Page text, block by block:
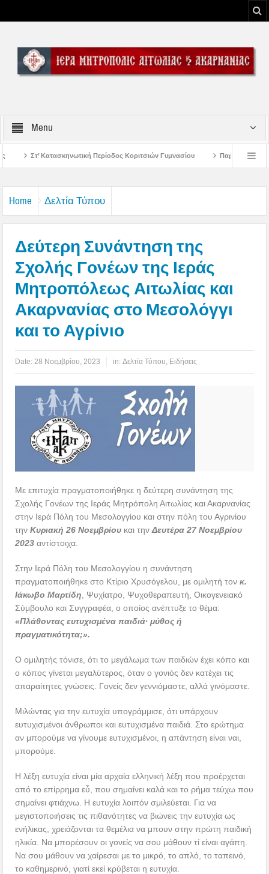
Menu
Περίοδος Κοριτσιών Γυμνασίου Παρακλήσεις πρώτης εβδομάδος
Home Δελτία Τύπου
Δεύτερη Συνάντηση της
Σχολής Γονέων της Ιεράς
Μητροπόλεως Αιτωλίας και
Ακαρνανίας στο Μεσολόγγι
και το Αγρίνιο
Date: 28 Νοεμβρίου, 2023 in:Δελτία Τύπου Ειδήσεις
Με επιτυχία πραγματοποιήθηκε η δεύτερη συνάντηση της
Σχολής Γονέων της Ιεράς Μητρόπολη Αιτωλίας και Ακαρνανίας
στην Ιερά Πόλη του Μεσολογγίου και στην πόλη του Αγρινίου
τηνΚυριακή 26 Νοεμβρίου και τηνΔευτέρα 27 Νοεμβρίου
2023 αντίστοιχα.
Στην Ιερά Πόλη του Μεσολογγίου η συνάντηση
πραγματοποιήθηκε στο Κτίριο Χρυσόγελου, με ομιλητή τονκ.
Ιάκωβο Μαρτίδη , Ψυχίατρο, Ψυχοθεραπευτή, Οικογενειακό
Σύμβουλο και Συγγραφέα, ο οποίος ανέπτυξε το θέμα:
«Πλάθοντας ευτυχισμένα παιδιά∙ μύθος ή
πραγματικότητα;».
Ο ομιλητής τόνισε, ότι το μεγάλωμα των παιδιών έχει κόπο και
ο κόπος γίνεται μεγαλύτερος, όταν ο γονιός δεν κατέχει τις
απαραίτητες γνώσεις. Γονείς δεν γεννιόμαστε, αλλά γινόμαστε.
Μιλώντας για την ευτυχία υπογράμμισε, ότι υπάρχουν
ευτυχισμένοι άνθρωποι και ευτυχισμένα παιδιά. Στο ερώτημα
αν μπορούμε να γίνουμε ευτυχισμένοι, η απάντηση είναι ναι,
μπορούμε.
Η λέξη ευτυχία είναι μία αρχαία ελληνική λέξη που προέρχεται
από το επίρρημα εὖ, που σημαίνει καλά και το ρήμα τεύχω που
σημαίνει φτιάχνω. Η ευτυχία λοιπόν σμιλεύεται. Για να
μεγιστοποιήσεις τις πιθανότητες να βιώνεις την ευτυχία ως
ενήλικας, χρειάζονται τα θεμέλια να μπουν στην πρώτη παιδική
ηλικία. Να μπορέσουν οι γονείς να σου μάθουν τί είναι αγάπη.
Να σου μάθουν να χαίρεσαι με το μικρό, το απλό, το ταπεινό,
το καθημερινό, γιατί εκεί κρύβεται η ευτυχία.